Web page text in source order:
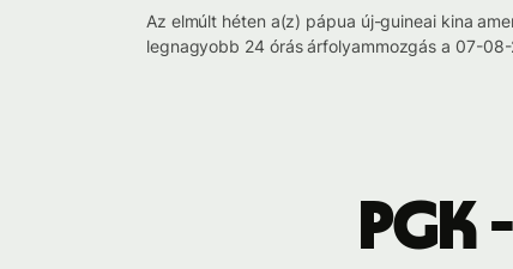
Az elmúlt héten a(z) pápua új-guineai kina
legnagyobb 24 órás árfolyammozgás a 07-